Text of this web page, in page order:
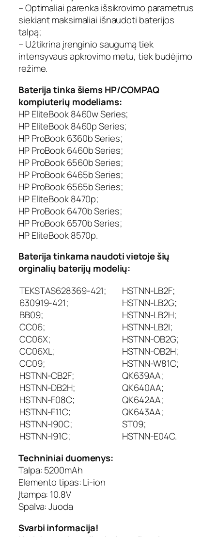
,
x
t
r
a
D
g
i
t
a
l
A
d
v
a
n
c
e
d
,
H
H
S
N
N
-
D
B
2
H
,
5
2
0
0
m
A
h
– Optimaliai parenka išsikrovimo parametrus
siekiant maksimaliai išnaudoti baterijos
talpą;
– Užtikrina įrenginio saugumą tiek
intensyvaus apkrovimo metu, tiek budėjimo
režime.
Baterija tinka šiems HP/COMPAQ
kompiuterių modeliams:
HP EliteBook 8460w Series;
HP EliteBook 8460p Series;
HP ProBook 6360b Series;
HP ProBook 6460b Series;
HP ProBook 6560b Series;
HP ProBook 6465b Series;
HP ProBook 6565b Series;
HP EliteBook 8470p;
HP ProBook 6470b Series;
HP ProBook 6570b Series;
HP EliteBook 8570p.
Baterija tinkama naudoti vietoje šių
orginalių baterijų modelių:
TEKSTAS628369-421;
630919-421;
BB09;
CC06;
CC06X;
CC06XL;
CC09;
HSTNN-CB2F;
HSTNN-DB2H;
HSTNN-F08C;
HSTNN-F11C;
HSTNN-I90C;
HSTNN-I91C;
HSTNN-LB2F;
HSTNN-LB2G;
HSTNN-LB2H;
HSTNN-LB2I;
HSTNN-OB2G;
HSTNN-OB2H;
HSTNN-W81C;
QK639AA;
QK640AA;
QK642AA;
QK643AA;
ST09;
HSTNN-E04C.
Techniniai duomenys:
Talpa: 5200mAh
Elemento tipas: Li-ion
Įtampa: 10.8V
Spalva: Juoda
Svarbi informacija!